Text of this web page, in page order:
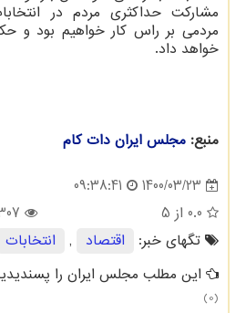
مشارکت حداکثری مردم در
مردمی بر راس کار خواهیم بود و
خواهد داد.
منبع: مجلس ایران دات كام
1400/03/23
09:38:41
0.0 از 5
تگهای خبر:
اقتصاد , انتخابات
این مطلب مجلس ایران را
(0)